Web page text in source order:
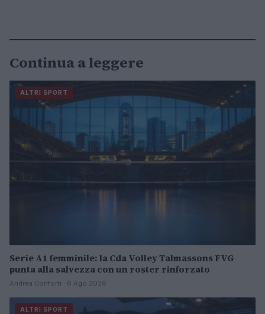
Continua a leggere
ALTRI SPORT
Serie A1 femminile: la Cda Volley Talmassons FVG
punta alla salvezza con un roster rinforzato
Andrea Conforti · 6 Ago 2026
ALTRI SPORT